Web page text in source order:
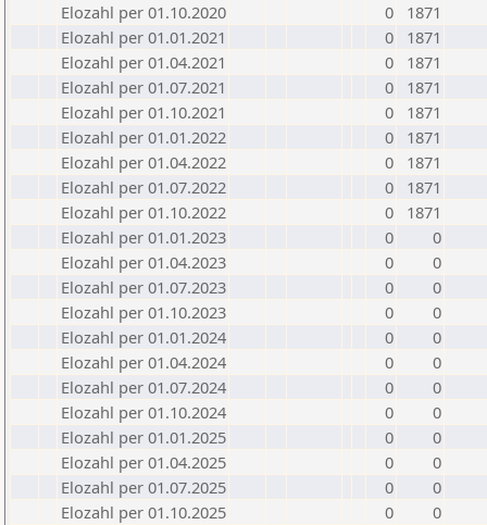
Elozahl per 01.10.2020
0
1871
Elozahl per 01.01.2021
0
1871
Elozahl per 01.04.2021
0
1871
Elozahl per 01.07.2021
0
1871
Elozahl per 01.10.2021
0
1871
Elozahl per 01.01.2022
0
1871
Elozahl per 01.04.2022
0
1871
Elozahl per 01.07.2022
0
1871
Elozahl per 01.10.2022
0
1871
Elozahl per 01.01.2023
0
0
Elozahl per 01.04.2023
0
0
Elozahl per 01.07.2023
0
0
Elozahl per 01.10.2023
0
0
Elozahl per 01.01.2024
0
0
Elozahl per 01.04.2024
0
0
Elozahl per 01.07.2024
0
0
Elozahl per 01.10.2024
0
0
Elozahl per 01.01.2025
0
0
Elozahl per 01.04.2025
0
0
Elozahl per 01.07.2025
0
0
Elozahl per 01.10.2025
0
0